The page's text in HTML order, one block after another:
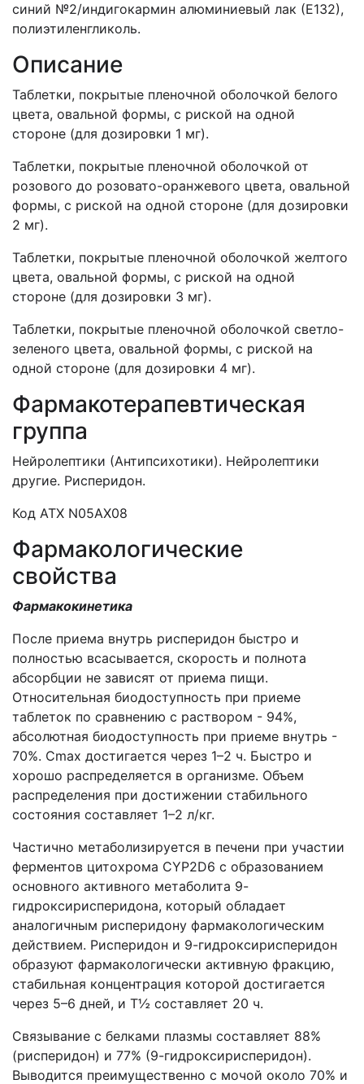
синий №2/индигокармин алюминиевый лак (Е132),
полиэтиленгликоль.
Описание
Таблетки, покрытые пленочной оболочкой белого
цвета, овальной формы, с риской на одной
стороне (для дозировки 1 мг).
Таблетки, покрытые пленочной оболочкой от
розового до розовато-оранжевого цвета, овальной
формы, с риской на одной стороне (для дозировки
2 мг).
Таблетки, покрытые пленочной оболочкой желтого
цвета, овальной формы, с риской на одной
стороне (для дозировки 3 мг).
Таблетки, покрытые пленочной оболочкой светло-
зеленого цвета, овальной формы, с риской на
одной стороне (для дозировки 4 мг).
Фармакотерапевтическая
группа
Нейролептики (Антипсихотики). Нейролептики
другие. Рисперидон.
Код АТХ N05AX08
Фармакологические
свойства
Фармакокинетика
После приема внутрь рисперидон быстро и
полностью всасывается, скорость и полнота
абсорбции не зависят от приема пищи.
Относительная биодоступность при приеме
таблеток по сравнению с раствором - 94%,
абсолютная биодоступность при приеме внутрь -
70%. Cmax достигается через 1–2 ч. Быстро и
хорошо распределяется в организме. Объем
распределения при достижении стабильного
состояния составляет 1–2 л/кг.
Частично метаболизируется в печени при участии
ферментов цитохрома CYP2D6 с образованием
основного активного метаболита 9-
гидроксирисперидона, который обладает
аналогичным рисперидону фармакологическим
действием. Рисперидон и 9-гидроксирисперидон
образуют фармакологически активную фракцию,
стабильная концентрация которой достигается
через 5–6 дней, и Т½ составляет 20 ч.
Связывание с белками плазмы составляет 88%
(рисперидон) и 77% (9-гидроксирисперидон).
Выводится преимущественно с мочой около 70% и